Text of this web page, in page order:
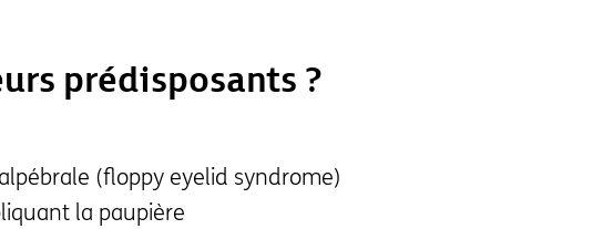
prédisposants ?
(floppy eyelid syndrome)
la paupière